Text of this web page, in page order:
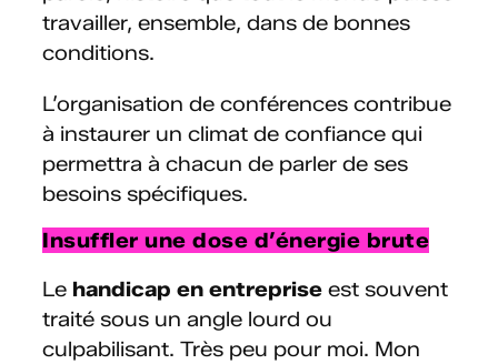
travailler, ensemble, dans de bonnes
conditions.
L’organisation de conférences contribue
à instaurer un climat de confiance qui
permettra à chacun de parler de ses
besoins spécifiques.
Insuffler une dose d’énergie brute
Le handicap en entreprise est souvent
traité sous un angle lourd ou
culpabilisant. Très peu pour moi. Mon